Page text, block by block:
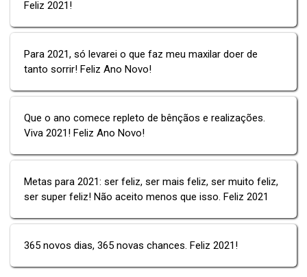
Feliz 2021!
Para 2021, só levarei o que faz meu maxilar doer de
tanto sorrir! Feliz Ano Novo!
Que o ano comece repleto de bênçãos e realizações.
Viva 2021! Feliz Ano Novo!
Metas para 2021: ser feliz, ser mais feliz, ser muito feliz,
ser super feliz! Não aceito menos que isso. Feliz 2021
365 novos dias, 365 novas chances. Feliz 2021!